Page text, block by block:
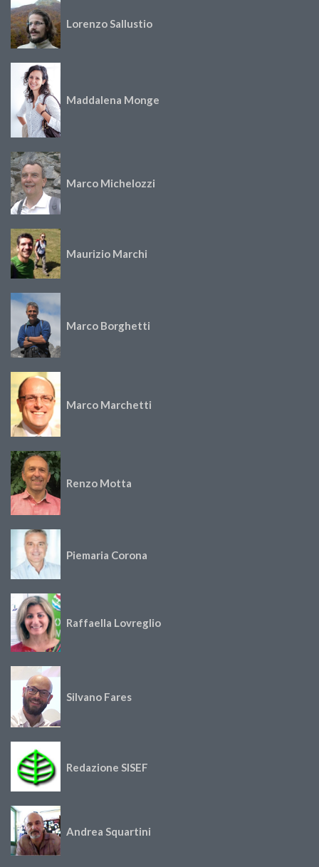
Lorenzo Sallustio
Maddalena Monge
Marco Michelozzi
Maurizio Marchi
Marco Borghetti
Marco Marchetti
Renzo Motta
Piemaria Corona
Raffaella Lovreglio
Silvano Fares
Redazione SISEF
Andrea Squartini